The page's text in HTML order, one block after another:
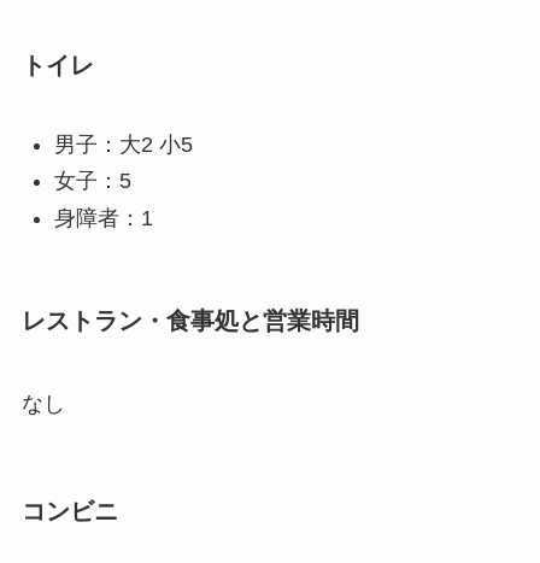
トイレ
男子：大2 小5
女子：5
身障者：1
レストラン・食事処と営業時間
なし
コンビニ